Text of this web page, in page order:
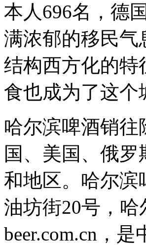
本人696名，德
满浓郁的移民气
结构西方化的特
食也成为了这
哈尔滨啤酒销
国、美国、俄
和地区。哈尔滨
油坊街20号，哈
beer.com.cn，